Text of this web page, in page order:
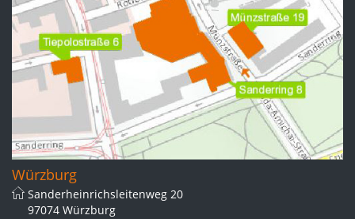
Würzburg
Sanderheinrichsleitenweg 20
97074 Würzburg